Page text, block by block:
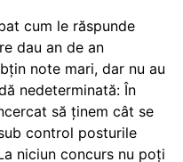
cum le răspunde
dau an de an
note mari, dar nu au
nedeterminată: În
să ținem cât se
control posturile
niciun concurs nu poți